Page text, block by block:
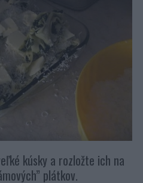
kúsky a rozložte ich na
plátkov.